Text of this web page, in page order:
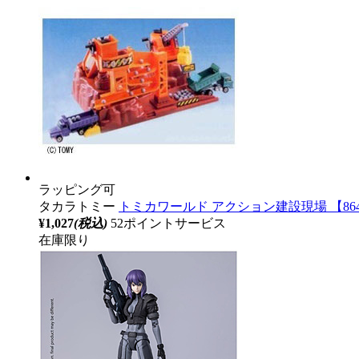
ラッピング可
タカラトミー
トミカワールド アクション建設現場 【
¥1,027(税込) 52ポイントサービス
在庫限り